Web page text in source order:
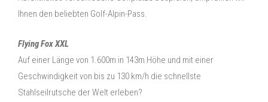
Ihnen den beliebten Golf-Alpin-Pass.
Flying Fox XXL
Auf einer Länge von 1.600m in 143m Höhe und mit einer
Geschwindigkeit von bis zu 130 km/h die schnellste
Stahlseilrutsche der Welt erleben?